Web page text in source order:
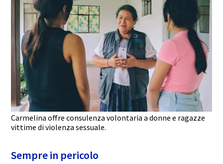
Carmelina offre consulenza volontaria a donne e ragazze
vittime di violenza sessuale.
Sempre in pericolo